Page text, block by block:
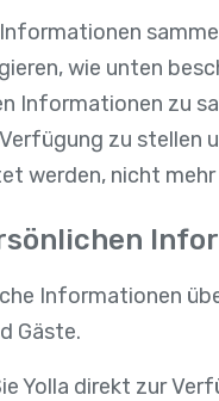
wie unten
Informationen zu
zu stellen
werden, nicht
Informationen
Gäste.
Yolla direkt zur